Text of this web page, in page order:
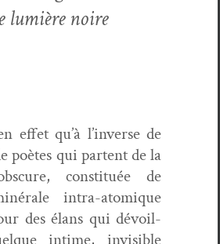
lumière noire
effet qu’à l’inverse de
poètes qui par­tent de la
con­sti­tuée de
intra-atom­ique
des élans qui dévoil­
intime, invis­i­ble